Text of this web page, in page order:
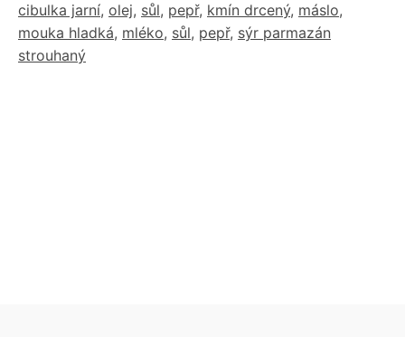
cibulka jarní, olej, sůl, pepř, kmín drcený, máslo,
mouka hladká, mléko, sůl, pepř, sýr parmazán
strouhaný